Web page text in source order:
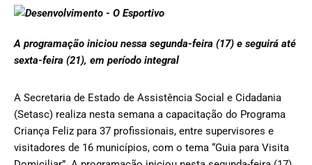
A programação iniciou nessa segunda-feira (17) e seguirá até
sexta-feira (21), em período integral
A Secretaria de Estado de Assistência Social e Cidadania
(Setasc) realiza nesta semana a capacitação do Programa
Criança Feliz para 37 profissionais, entre supervisores e
visitadores de 16 municípios, com o tema “Guia para Visita